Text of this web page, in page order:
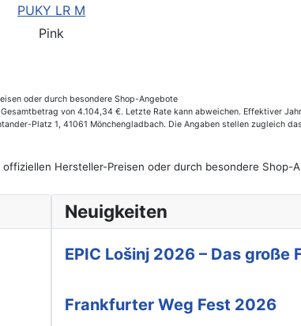
PUKY LR M
Pink
oder durch besondere Shop-Angebote
von 4.104,34 €. Letzte Rate kann abweichen. Effektiver
Platz 1, 41061 Mönchengladbach. Die Angaben stellen zugleich
Hersteller-Preisen oder durch besondere Shop-
Neuigkeiten
EPIC Lošinj 2026 – Das große
Frankfurter Weg Fest 2026